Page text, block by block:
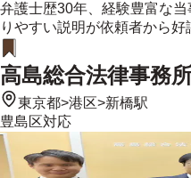
弁護士歴30年、経験豊富な
りやすい説明が依頼者から好
高島総合法律事務
東京都>港区>新橋駅
豊島区対応